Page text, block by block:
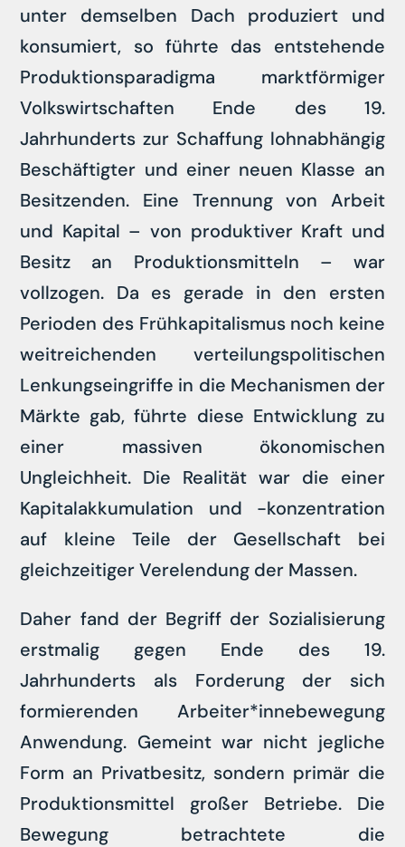
unter demselben Dach produziert und
konsumiert, so führte das entstehende
Produktionsparadigma marktförmiger
Volkswirtschaften Ende des 19.
Jahrhunderts zur Schaffung lohnabhängig
Beschäftigter und einer neuen Klasse an
Besitzenden. Eine Trennung von Arbeit
und Kapital – von produktiver Kraft und
Besitz an Produktionsmitteln – war
vollzogen. Da es gerade in den ersten
Perioden des Frühkapitalismus noch keine
weitreichenden verteilungspolitischen
Lenkungseingriffe in die Mechanismen der
Märkte gab, führte diese Entwicklung zu
einer massiven ökonomischen
Ungleichheit. Die Realität war die einer
Kapitalakkumulation und -konzentration
auf kleine Teile der Gesellschaft bei
gleichzeitiger Verelendung der Massen.
Daher fand der Begriff der Sozialisierung
erstmalig gegen Ende des 19.
Jahrhunderts als Forderung der sich
formierenden Arbeiter*innebewegung
Anwendung. Gemeint war nicht jegliche
Form an Privatbesitz, sondern primär die
Produktionsmittel großer Betriebe. Die
Bewegung betrachtete die